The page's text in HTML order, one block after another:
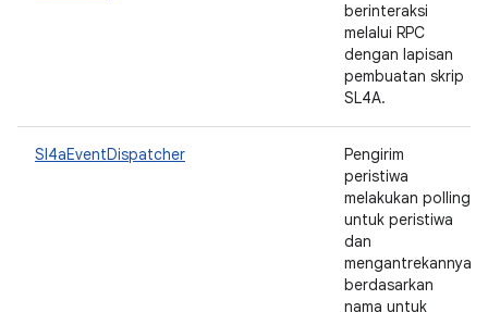
berinteraksi
melalui RPC
dengan lapisan
pembuatan skrip
SL4A.
Sl4aEventDispatcher
Pengirim
peristiwa
melakukan polling
untuk peristiwa
dan
mengantrekannya
berdasarkan
nama untuk